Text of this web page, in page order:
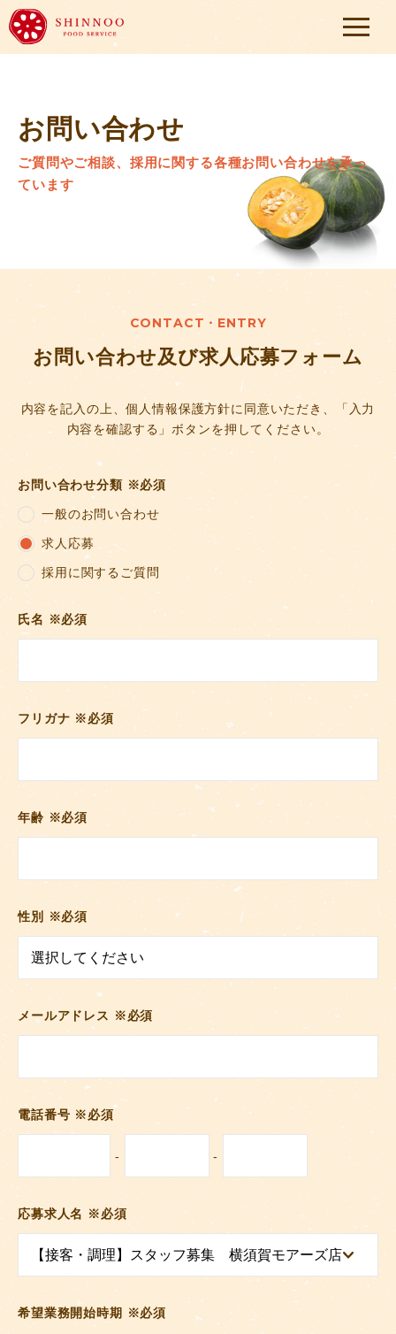
お問い合わせ
ご質問やご相談、採用に関する各種お問い合わせを承っ
ています
CONTACT・ENTRY
お問い合わせ及び求人応募フォーム
内容を記入の上、個人情報保護方針に同意いただき、「入力
内容を確認する」ボタンを押してください。
お問い合わせ分類 ※必須
一般のお問い合わせ
求人応募
採用に関するご質問
氏名 ※必須
フリガナ ※必須
年齢 ※必須
性別 ※必須
メールアドレス ※必須
電話番号 ※必須
- -
応募求人名 ※必須
希望業務開始時期 ※必須